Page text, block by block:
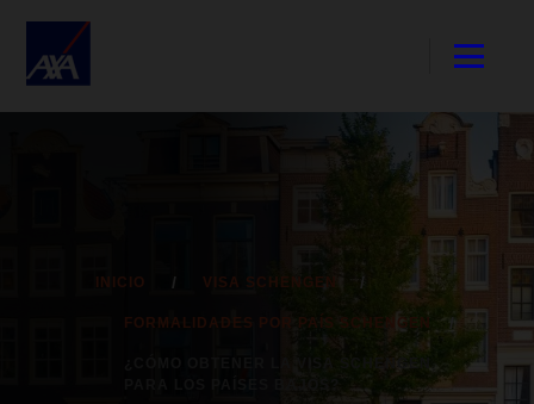
INICIO VISA SCHENGEN
FORMALIDADES POR PAÍS SCHENGEN